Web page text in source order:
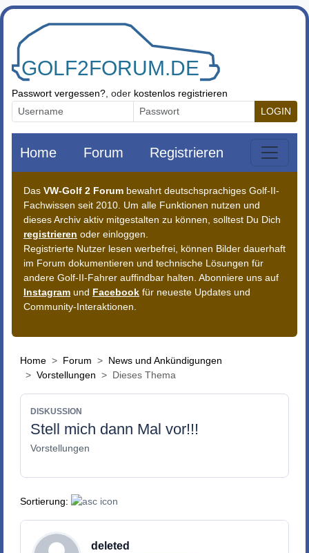
Zum Inhalt springen
Passwort vergessen? , oder kostenlos registrieren
LOGIN
Home Forum Registrieren
Das VW-Golf 2 Forum bewahrt deutschsprachiges Golf-II-
Fachwissen seit 2010. Um alle Funktionen nutzen und
dieses Archiv aktiv mitgestalten zu können, solltest Du Dich
registrieren oder einloggen.
Registrierte Nutzer lesen werbefrei, können Bilder dauerhaft
im Forum dokumentieren und technische Lösungen für
andere Golf-II-Fahrer auffindbar halten. Abonniere uns auf
Instagram und Facebook für neueste Updates und
Community-Interaktionen.
Home Forum
News und Ankündigungen
Vorstellungen
Dieses Thema
DISKUSSION
Stell mich dann Mal vor!!!
Vorstellungen
Sortierung:
deleted